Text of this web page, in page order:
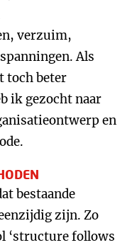
verzuim,
Als
toch beter
ik gezocht naar
en
bestaande
zijn. Zo
‘structure follows